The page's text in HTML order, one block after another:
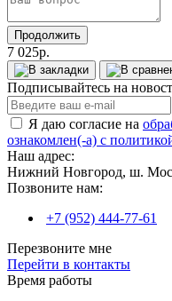
Продолжить
7 025р.
Подписывайтесь на
Я даю согласие на
ознакомлен(-а) с
Наш адрес:
Нижний Новгород, ш.
Позвоните нам:
+7 (952) 444-77-61
Перезвоните мне
Перейти в контакты
Время работы